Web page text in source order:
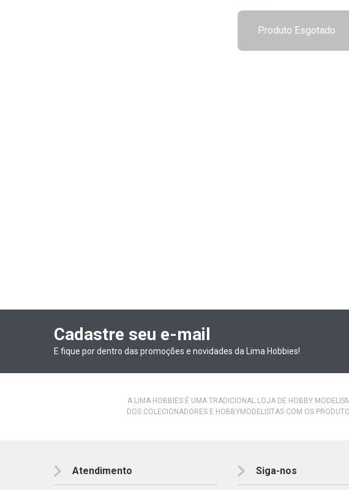
Produto Esgotado
Cadastre seu e-mail
E fique por dentro das promoções e novidades da Lima Hobbies!
A LIMA HOBBIES É UMA TRADICIONAL LOJA DE HOBBY
DOS COLECIONADORES E HOBBYMODELISTAS COM OS
Atendimento Siga-nos